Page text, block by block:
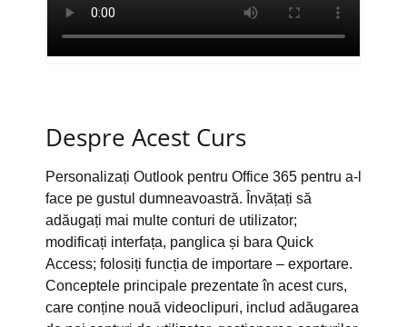
Despre Acest Curs
Personalizați Outlook pentru Office 365 pentru a-l
face pe gustul dumneavoastră. Învățați să
adăugați mai multe conturi de utilizator;
modificați interfața, panglica și bara Quick
Access; folosiți funcția de importare – exportare.
Conceptele principale prezentate în acest curs,
care conține nouă videoclipuri, includ adăugarea